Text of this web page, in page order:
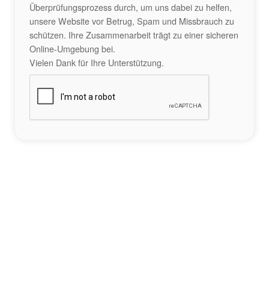
Überprüfungsprozess durch, um uns dabei zu helfen,
unsere Website vor Betrug, Spam und Missbrauch zu
schützen. Ihre Zusammenarbeit trägt zu einer sicheren
Online-Umgebung bei.
Vielen Dank für Ihre Unterstützung.